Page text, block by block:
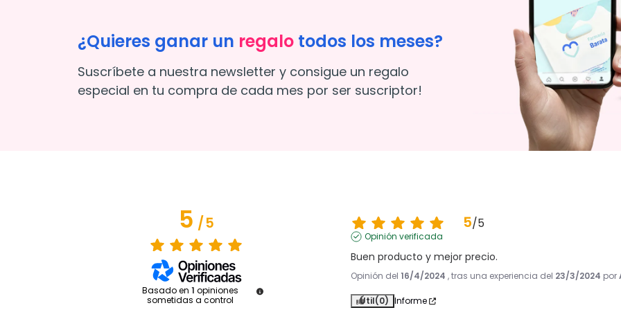
¿Quieres ganar un regalo todos los meses?
Suscríbete a nuestra newsletter y consigue un regalo
especial en tu compra de cada mes por ser suscriptor!
5/5
Basado en 1 opiniones
sometidas a control
5/5
Opinión verificada
Buen producto y mejor precio.
Opinión del 16/4/2024 , tras una experiencia del 23/3/2024 por
Útil(0) Informe